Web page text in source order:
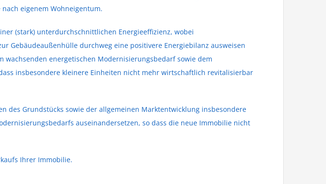
eigenem Wohneigentum.
(stark) unterdurchschnittlichen Energieeffizienz, wobei
Gebäudeaußenhülle durchweg eine positivere Energiebilanz ausweisen
energetischen Modernisierungsbedarf sowie dem
insbesondere kleinere Einheiten nicht mehr wirtschaftlich revitalisierbar
des Grundstücks sowie der allgemeinen Marktentwicklung insbesondere
auseinandersetzen, so dass die neue Immobilie nicht
Ihrer Immobilie.